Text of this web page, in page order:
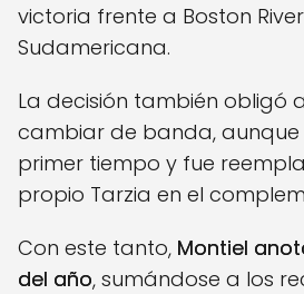
victoria frente a Boston
Sudamericana.
La decisión también obligó
cambiar de banda, aunque
primer tiempo y fue
propio Tarzia en el
Con este tanto, Montiel
del año, sumándose a los